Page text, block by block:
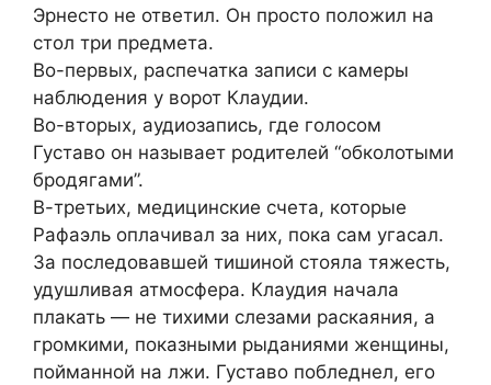
Эрнесто не ответил. Он просто положил на
стол три предмета.
Во-первых, распечатка записи с камеры
наблюдения у ворот Клаудии.
Во-вторых, аудиозапись, где голосом
Густаво он называет родителей “обколотыми
бродягами”.
В-третьих, медицинские счета, которые
Рафаэль оплачивал за них, пока сам угасал.
За последовавшей тишиной стояла тяжесть,
удушливая атмосфера. Клаудия начала
плакать — не тихими слезами раскаяния, а
громкими, показными рыданиями женщины,
пойманной на лжи. Густаво побледнел, его